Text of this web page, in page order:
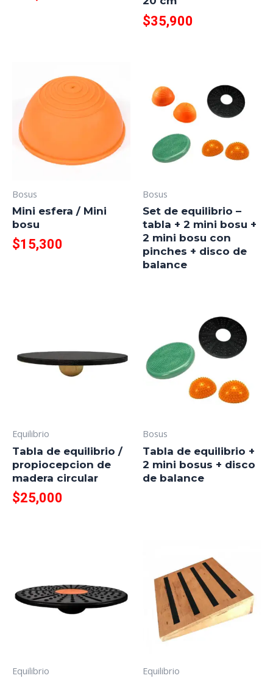
$35,900
Bosus
Mini esfera / Mini
bosu
$15,300
Bosus
Set de equilibrio –
tabla + 2 mini bosu +
2 mini bosu con
pinches + disco de
balance
Equilibrio
Tabla de equilibrio /
propiocepcion de
madera circular
$25,000
Bosus
Tabla de equilibrio +
2 mini bosus + disco
de balance
Equilibrio Equilibrio